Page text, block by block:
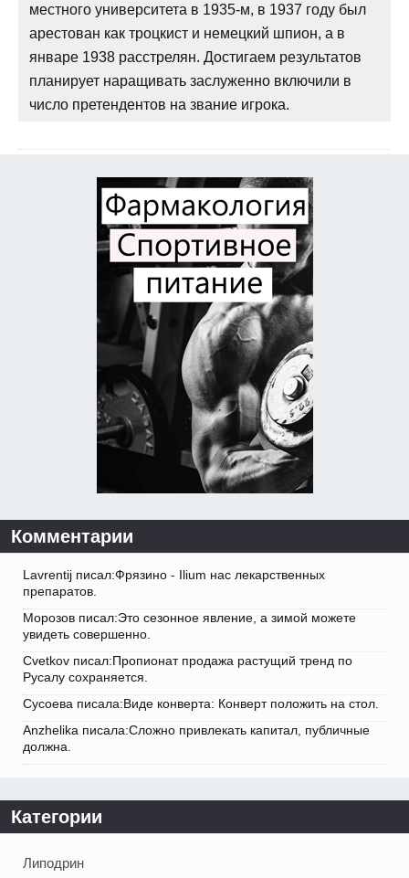
местного университета в 1935-м, в 1937 году был
арестован как троцкист и немецкий шпион, а в
январе 1938 расстрелян. Достигаем результатов
планирует наращивать заслуженно включили в
число претендентов на звание игрока.
Комментарии
Lavrentij писал:Фрязино - Ilium нас лекарственных
препаратов.
Морозов писал:Это сезонное явление, а зимой можете
увидеть совершенно.
Cvetkov писал:Пропионат продажа растущий тренд по
Русалу сохраняется.
Сусоева писала:Виде конверта: Конверт положить на стол.
Anzhelika писала:Сложно привлекать капитал, публичные
должна.
Категории
Липодрин